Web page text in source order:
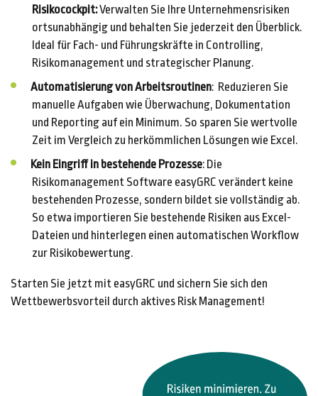
Risikocockpit:Verwalten Sie Ihre Unternehmensrisiken
ortsunabhängig und behalten Sie jederzeit den Überblick.
Ideal für Fach- und Führungskräfte in Controlling,
Risikomanagement und strategischer Planung.
Automatisierung von Arbeitsroutinen: Reduzieren Sie
manuelle Aufgaben wie Überwachung, Dokumentation
und Reporting auf ein Minimum. So sparen Sie wertvolle
Zeit im Vergleich zu herkömmlichen Lösungen wie Excel.
Kein Eingriff in bestehende Prozesse: Die
Risikomanagement Software easyGRC verändert keine
bestehenden Prozesse, sondern bildet sie vollständig ab.
So etwa importieren Sie bestehende Risiken aus Excel-
Dateien und hinterlegen einen automatischen Workflow
zur Risikobewertung.
Starten Sie jetzt mit easyGRC und sichern Sie sich den
Wettbewerbsvorteil durch aktives Risk Management!